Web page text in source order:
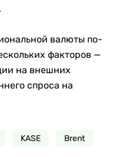
валюты по-
факторов —
на внешних
спроса на
KASE Brent